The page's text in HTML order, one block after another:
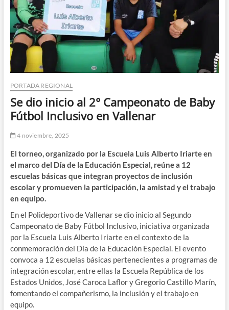
PORTADA REGIONAL
Se dio inicio al 2° Campeonato de Baby
Fútbol Inclusivo en Vallenar
4 noviembre, 2025
El torneo, organizado por la Escuela Luis Alberto Iriarte en
el marco del Día de la Educación Especial, reúne a 12
escuelas básicas que integran proyectos de inclusión
escolar y promueven la participación, la amistad y el trabajo
en equipo.
En el Polideportivo de Vallenar se dio inicio al Segundo
Campeonato de Baby Fútbol Inclusivo, iniciativa organizada
por la Escuela Luis Alberto Iriarte en el contexto de la
conmemoración del Día de la Educación Especial. El evento
convoca a 12 escuelas básicas pertenecientes a programas de
integración escolar, entre ellas la Escuela República de los
Estados Unidos, José Caroca Laflor y Gregorio Castillo Marín,
fomentando el compañerismo, la inclusión y el trabajo en
equipo.